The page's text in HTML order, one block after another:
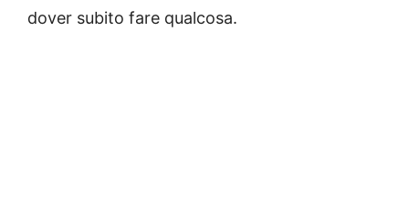
dover subito fare qualcosa.